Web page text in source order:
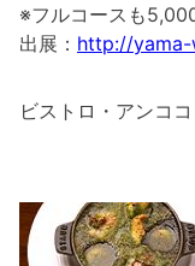
※フルコースも
出展： http://
ビストロ・アンココ